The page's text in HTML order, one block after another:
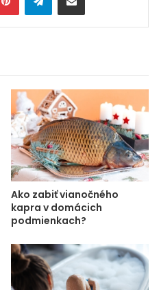
Ako zabiť vianočného
kapra v domácich
podmienkach?